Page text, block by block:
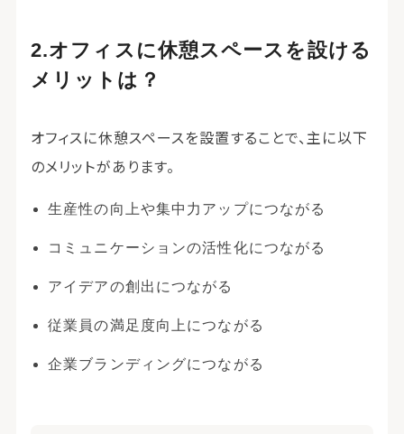
オフィスに休憩スペースを設ける
メリットは？
オフィスに休憩スペースを設置することで、主に以下
のメリットがあります。
生産性の向上や集中力アップにつながる
コミュニケーションの活性化につながる
アイデアの創出につながる
従業員の満足度向上につながる
企業ブランディングにつながる